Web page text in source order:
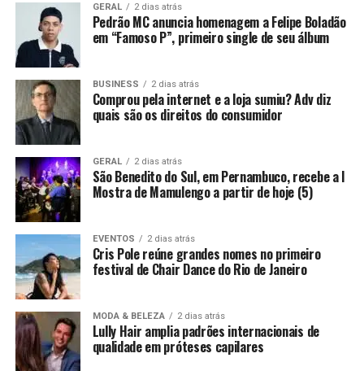
GERAL 2 dias atrás
Pedrão MC anuncia homenagem a Felipe Boladão
em “Famoso P”, primeiro single de seu álbum
BUSINESS 2 dias atrás
Comprou pela internet e a loja sumiu? Adv diz
quais são os direitos do consumidor
GERAL 2 dias atrás
São Benedito do Sul, em Pernambuco, recebe a I
Mostra de Mamulengo a partir de hoje (5)
EVENTOS 2 dias atrás
Cris Pole reúne grandes nomes no primeiro
festival de Chair Dance do Rio de Janeiro
MODA & BELEZA 2 dias atrás
Lully Hair amplia padrões internacionais de
qualidade em próteses capilares